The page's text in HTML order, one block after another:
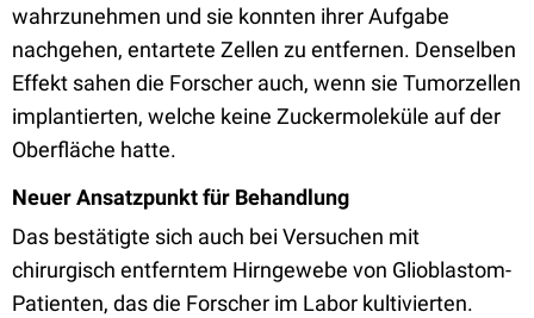
wahrzunehmen und sie konnten ihrer Aufgabe
nachgehen, entartete Zellen zu entfernen. Denselben
Effekt sahen die Forscher auch, wenn sie Tumorzellen
implantierten, welche keine Zuckermoleküle auf der
Oberfläche hatte.
Neuer Ansatzpunkt für Behandlung
Das bestätigte sich auch bei Versuchen mit
chirurgisch entferntem Hirngewebe von Glioblastom-
Patienten, das die Forscher im Labor kultivierten.